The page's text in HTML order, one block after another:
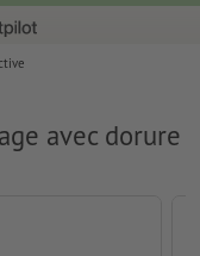
avec dorure